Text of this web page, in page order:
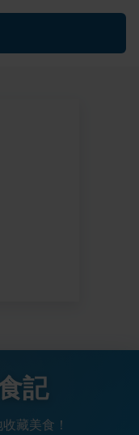
記
藏美食！